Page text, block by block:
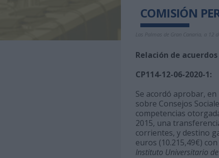
COMISIÓN
Las Palmas de Gran Canaria, a 12
Relación de
CP114-12-06-2020-1:
Se acordó aprobar,
sobre Consejos
competencias
2015, una
corrientes, y destino
euros (10.215,49€)
Instituto Universitario